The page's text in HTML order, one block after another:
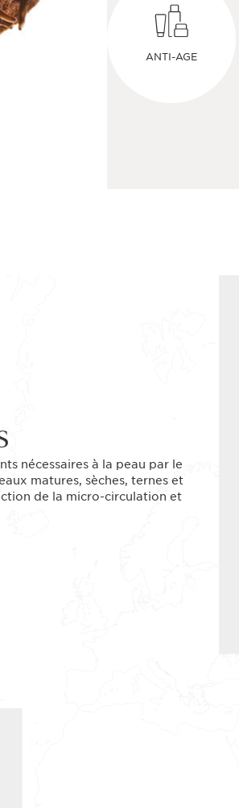
ANTI-AGE
nécessaires à la peau par le
matures, sèches, ternes et
de la micro-circulation et